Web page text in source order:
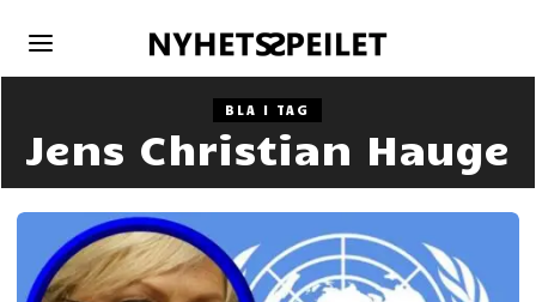
BLA I TAG
Jens Christian Hauge